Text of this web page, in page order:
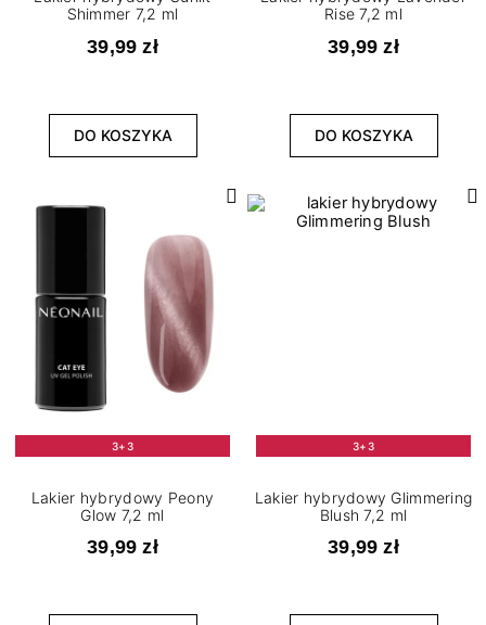
Shimmer 7,2 ml
39,99 zł
DO KOSZYKA
Rise 7,2 ml
39,99 zł
DO KOSZYKA
3+3
Lakier hybrydowy Peony
Glow 7,2 ml
39,99 zł
3+3
Lakier hybrydowy Glimmering
Blush 7,2 ml
39,99 zł